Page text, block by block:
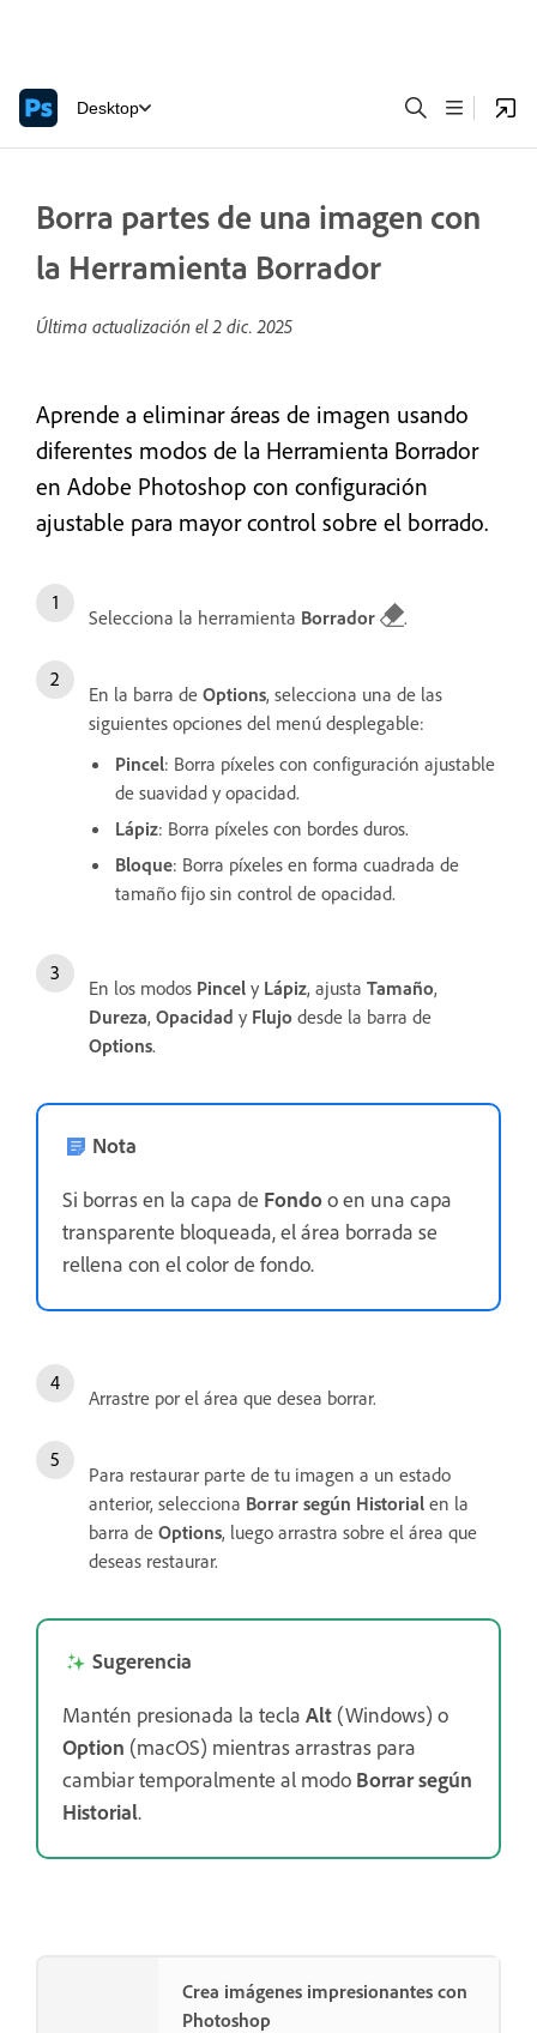
Desktop
Borra partes de una imagen con
la Herramienta Borrador
Última actualización el2 dic. 2025
Aprende a eliminar áreas de imagen usando
diferentes modos de la Herramienta Borrador
en Adobe Photoshop con configuración
ajustable para mayor control sobre el borrado.
Selecciona la herramienta Borrador .
En la barra de Options, selecciona una de las
siguientes opciones del menú desplegable:
Pincel: Borra píxeles con configuración ajustable
de suavidad y opacidad.
Lápiz: Borra píxeles con bordes duros.
Bloque: Borra píxeles en forma cuadrada de
tamaño fijo sin control de opacidad.
En los modos Pincel y Lápiz, ajusta Tamaño,
Dureza, Opacidad y Flujo desde la barra de
Options.
Nota
Si borras en la capa de Fondoo en una capa
transparente bloqueada, el área borrada se
rellena con el color de fondo.
Arrastre por el área que desea borrar.
Para restaurar parte de tu imagen a un estado
anterior, selecciona Borrar según Historial en la
barra de Options, luego arrastra sobre el área que
deseas restaurar.
Sugerencia
Mantén presionada la tecla Alt (Windows) o
Option (macOS) mientras arrastras para
cambiar temporalmente al modo Borrar según
Historial.
Crea imágenes impresionantes con
Photoshop